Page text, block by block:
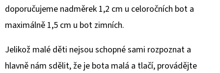
doporučujeme nadměrek 1,2 cm u celoročních bot a
maximálně 1,5 cm u bot zimních.
Jelikož malé děti nejsou schopné sami rozpoznat a
hlavně nám sdělit, že je bota malá a tlačí, provádějte